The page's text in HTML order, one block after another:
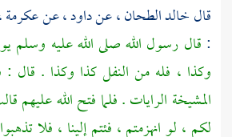
قالخالد الطحان ،عنداود ،عن
: قال رسول الله صلى الله عليه وسلم
وكذا ، فله من النفل كذا وكذا . قال :
المشيخة الرايات . فلما فتح الله عليهم
لكم ، لو انهزمتم ، فئتم إلينا ، فلا